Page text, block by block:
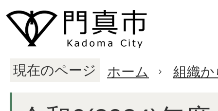
現在のページ ホーム 組織